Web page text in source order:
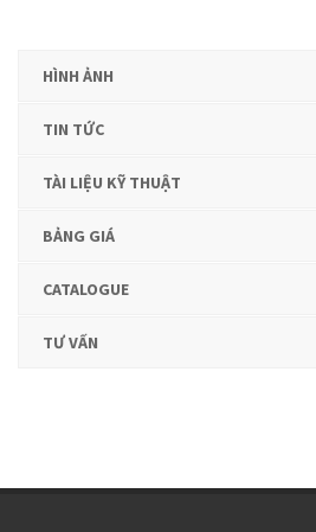
HÌNH ẢNH
TIN TỨC
TÀI LIỆU KỸ THUẬT
BẢNG GIÁ
CATALOGUE
TƯ VẤN